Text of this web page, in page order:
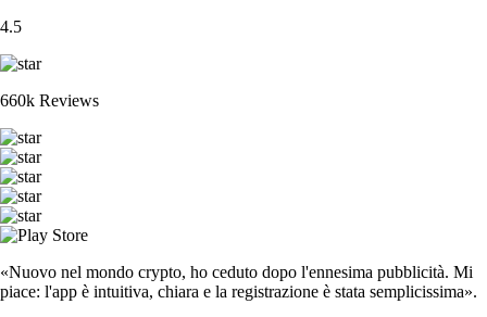
4.5
660k Reviews
«Nuovo nel mondo crypto, ho ceduto dopo l'ennesima pubblicità. Mi
piace: l'app è intuitiva, chiara e la registrazione è stata semplicissima».